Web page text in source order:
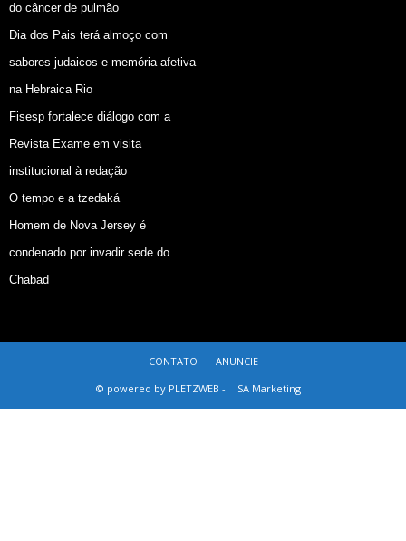
do câncer de pulmão
Dia dos Pais terá almoço com
sabores judaicos e memória afetiva
na Hebraica Rio
Fisesp fortalece diálogo com a
Revista Exame em visita
institucional à redação
O tempo e a tzedaká
Homem de Nova Jersey é
condenado por invadir sede do
Chabad
CONTATO
ANUNCIE
© powered by PLETZWEB -
SA Marketing